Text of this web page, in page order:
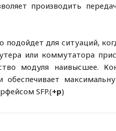
производить
подойдет для ситуаций,
или коммутатора
модуля наивысшее.
SFP.(+р)